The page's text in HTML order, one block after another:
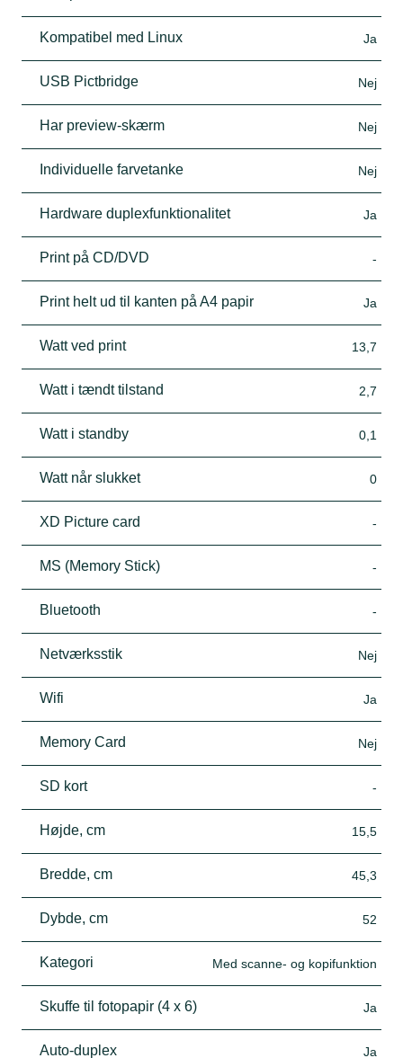
Kompatibel med Linux Ja
USB Pictbridge Nej
Har preview-skærm Nej
Individuelle farvetanke Nej
Hardware duplexfunktionalitet Ja
Print på CD/DVD -
Print helt ud til kanten på A4 papir Ja
Watt ved print 13,7
Watt i tændt tilstand 2,7
Watt i standby 0,1
Watt når slukket 0
XD Picture card -
MS (Memory Stick) -
Bluetooth -
Netværksstik Nej
Wifi Ja
Memory Card Nej
SD kort -
Højde, cm 15,5
Bredde, cm 45,3
Dybde, cm 52
Kategori Med scanne- og kopifunktion
Skuffe til fotopapir (4 x 6) Ja
Auto-duplex Ja